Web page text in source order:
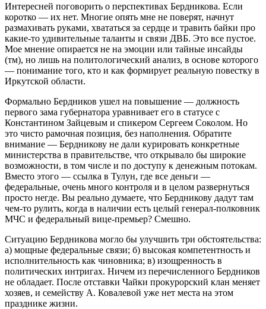
Интересней поговорить о перспективах Бердникова. Если
коротко — их нет. Многие опять мне не поверят, начнут
размахивать руками, хвататься за сердце и травить байки про
какие-то удивительные таланты и связи ДВБ. Это все пустое.
Мое мнение опирается не на эмоции или тайные инсайды
(тм), но лишь на политологический анализ, в основе которого
— понимание того, кто и как формирует реальную повестку в
Иркутской области.
Формально Бердников ушел на повышение — должность
первого зама губернатора уравнивает его в статусе с
Константином Зайцевым и спикером Сергеем Соколом. Но
это чисто рамочная позиция, без наполнения. Обратите
внимание — Бердникову не дали курировать конкретные
министерства в правительстве, что открывало бы широкие
возможности, в том числе и по доступу к денежным потокам.
Вместо этого — ссылка в Тулун, где все деньги —
федеральные, очень много контроля и в целом развернуться
просто негде. Вы реально думаете, что Бердникову дадут там
чем-то рулить, когда в наличии есть целый генерал-полковник
МЧС и федеральный вице-премьер? Смешно.
Ситуацию Бердникова могло бы улучшить три обстоятельства:
а) мощные федеральные связи; б) высокая компетентность и
исполнительность как чиновника; в) изощренность в
политических интригах. Ничем из перечисленного Бердников
не обладает. После отставки Чайки прокурорский клан меняет
хозяев, и семейству А. Ковалевой уже нет места на этом
празднике жизни.